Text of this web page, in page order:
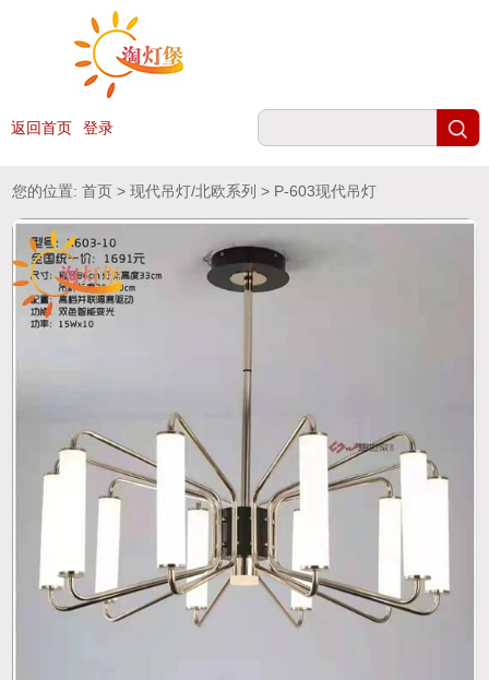
返回首页 登录
您的位置:首页 >现代吊灯/北欧系列 > P-603现代吊灯